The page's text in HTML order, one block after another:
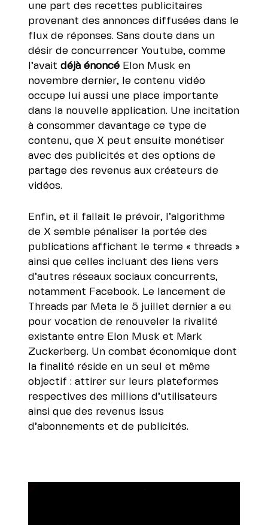
une part des recettes publicitaires
provenant des annonces diffusées dans le
flux de réponses. Sans doute dans un
désir de concurrencer Youtube, comme
l’avait déjà énoncéElon Musk en
novembre dernier, le contenu vidéo
occupe lui aussi une place importante
dans la nouvelle application. Une incitation
à consommer davantage ce type de
contenu, que X peut ensuite monétiser
avec des publicités et des options de
partage des revenus aux créateurs de
vidéos.
Enfin, et il fallait le prévoir, l’algorithme
de X semble pénaliser la portée des
publications affichant le terme « threads »
ainsi que celles incluant des liens vers
d’autres réseaux sociaux concurrents,
notamment Facebook. Le lancement de
Threads par Meta le 5 juillet derniera eu
pour vocation de renouveler la rivalité
existante entre Elon Musk et Mark
Zuckerberg. Un combat économique dont
la finalité réside en un seul et même
objectif : attirer sur leurs plateformes
respectives des millions d’utilisateurs
ainsi que des revenus issus
d’abonnements et de publicités.